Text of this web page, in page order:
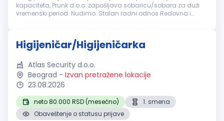
kapaciteta, Prunk d.o.o. zapošljava sobaricu/sobara za duži
vremenski period. Nudimo: Stalan radni odnos Redovna i
Higijeničar/Higijeničarka
Atlas Security d.o.o.
Beograd - Izvan pretražene lokacije
23.08.2026
neto 80.000 RSD (mesečno)
1. smena
Obaveštenje o statusu prijave